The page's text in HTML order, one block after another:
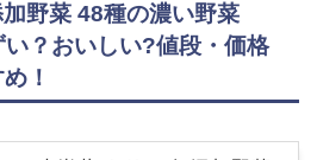
野菜 48種の濃い野菜
？おいしい?値段・価格
！